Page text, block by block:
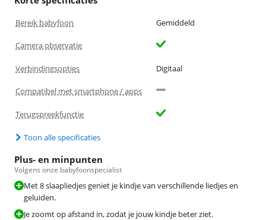
Bereik babyfoon Gemiddeld
Camera observatie
Verbindingsopties Digitaal
Compatibel met smartphone / apps
Terugspreekfunctie
Toon alle specificaties
Plus- en minpunten
Volgens onze babyfoonspecialist
Met 8 slaapliedjes geniet je kindje van verschillende liedjes en
geluiden.
Je zoomt op afstand in, zodat je jouw kindje beter ziet.